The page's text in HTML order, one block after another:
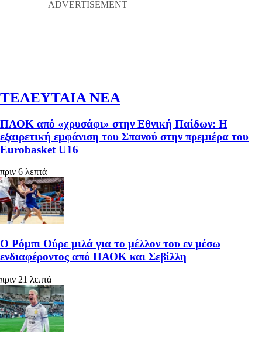
ΤΕΛΕΥΤΑΙΑ ΝΕΑ
ΠΑΟΚ από «χρυσάφι» στην Εθνική Παίδων: Η
εξαιρετική εμφάνιση του Σπανού στην πρεμιέρα του
Eurobasket U16
πριν 6 λεπτά
Ο Ρόμπι Ούρε μιλά για το μέλλον του εν μέσω
ενδιαφέροντος από ΠΑΟΚ και Σεβίλλη
πριν 21 λεπτά